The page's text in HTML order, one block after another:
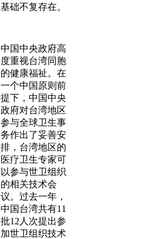
基础不复存在。
中国中央政府高
度重视台湾同胞
的健康福祉。在
一个中国原则前
提下，中国中央
政府对台湾地区
参与全球卫生事
务作出了妥善安
排，台湾地区的
医疗卫生专家可
以参与世卫组织
的相关技术会
议。过去一年，
中国台湾共有11
批12人次提出参
加世卫组织技术